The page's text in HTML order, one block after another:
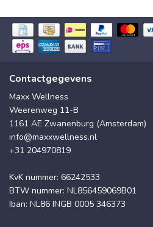
Contactgegevens
Maxx Wellness
Weerenweg 11-B
1161 AE Zwanenburg (Amsterdam)
info@maxxwellness.nl
+31 204970819
KvK nummer: 66242533
BTW nummer: NL856459069B01
Iban: NL86 INGB 0005 346373